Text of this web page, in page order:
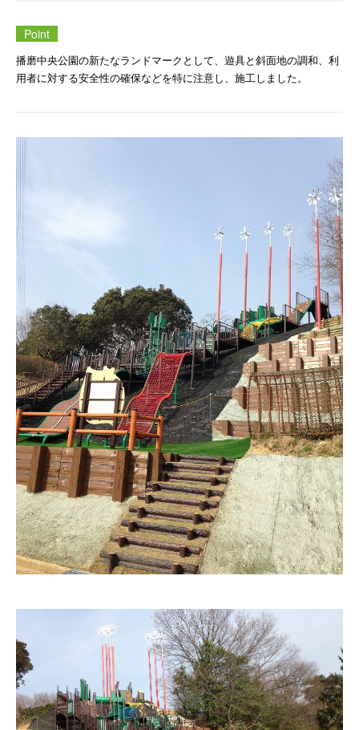
Point
播磨中央公園の新たなランドマークとして、遊具と斜面地の調和、利
用者に対する安全性の確保などを特に注意し、施工しました。